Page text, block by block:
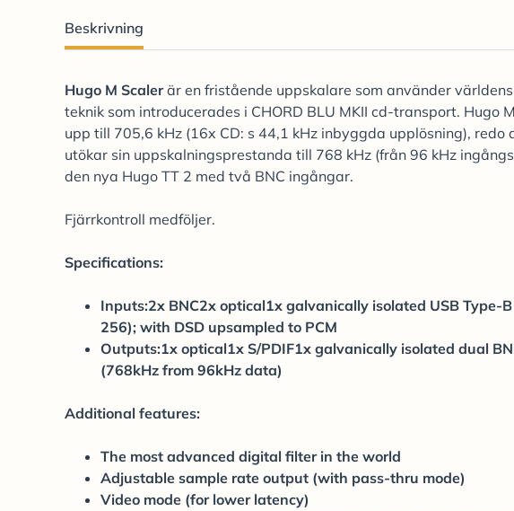
Beskrivning
Hugo M Scalerär en fristående uppskalare som använder
teknik som introducerades i CHORD BLU MKII cd-transport.
upp till 705,6 kHz (16x CD: s 44,1 kHz inbyggda upplösning),
utökar sin uppskalningsprestanda till 768 kHz (från 96 kHz
den nya Hugo TT 2 med två BNC ingångar.
Fjärrkontroll medföljer.
Specifications:
Inputs:2x BNC2x optical1x galvanically isolated USB Type-
256); with DSD upsampled to PCM
Outputs:1x optical1x S/PDIF1x galvanically isolated dual
(768kHz from 96kHz data)
Additional features:
The most advanced digital filter in the world
Adjustable sample rate output (with pass-thru mode)
Video mode (for lower latency)